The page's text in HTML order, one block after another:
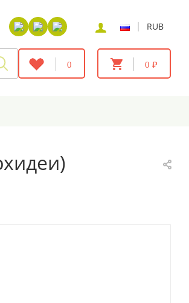
| RUB
0 0 ₽